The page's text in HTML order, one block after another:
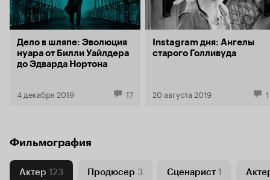
Дело в шляпе: Эволюция
нуара от Билли Уайлдера
до Эдварда Нортона
4 декабря 2019 17
Instagram дня: Ангелы
старого Голливуда
20 августа 2019 1
Фильмография
Актер 123 Продюсер 3 Сценарист 1